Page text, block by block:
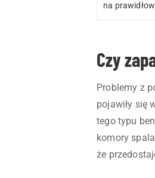
na
Czy
Problemy z
pojawiły się
tego typu
komory
że